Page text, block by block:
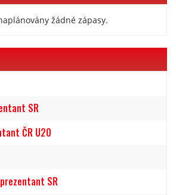
žádné zápasy.
SR
ČR U20
SR